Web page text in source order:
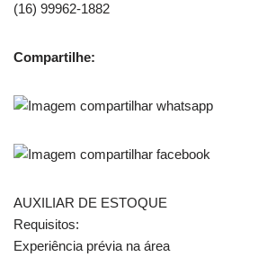
(16) 99962-1882
Compartilhe:
AUXILIAR DE ESTOQUE
Requisitos:
Experiência prévia na área